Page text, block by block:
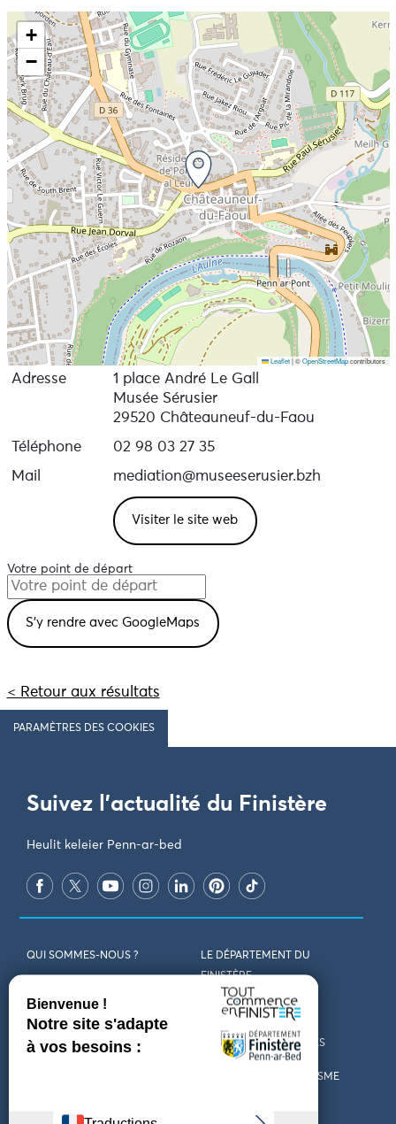
+
−
Leaflet |©OpenStreetMapcontributors
Adresse
1 place André Le Gall
Musée Sérusier
29520 Châteauneuf-du-Faou
Téléphone
02 98 03 27 35
Mail
mediation@museeserusier.bzh
Visiter le site web
Votre point de départ
< Retour aux résultats
PARAMÈTRES DES COOKIES
Suivez l'actualité du Finistère
Heulit keleier Penn-ar-bed
QUI SOMMES-NOUS ?
LE DÉPARTEMENT DU
FINISTÈRE
REJOIGNEZ-NOUS VENIR EN FINISTÈRE
CONTACT CARTES ET BROCHURES
LES OFFICES DE TOURISME